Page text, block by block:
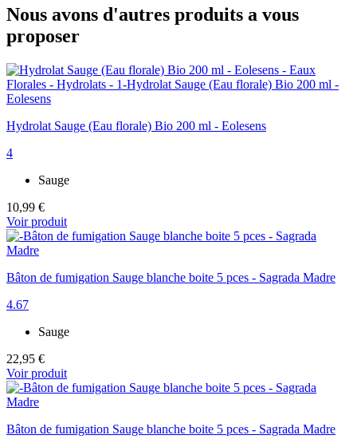
Nous avons d'autres produits a vous
proposer
Hydrolat Sauge (Eau florale) Bio 200 ml - Eolesens
4
Sauge
10,99 €
Voir produit
Bâton de fumigation Sauge blanche boite 5 pces - Sagrada Madre
4.67
Sauge
22,95 €
Voir produit
Bâton de fumigation Sauge blanche boite 5 pces - Sagrada Madre